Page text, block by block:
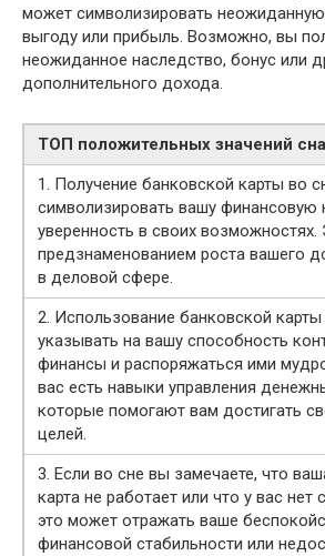
может символизировать
выгоду или прибыль. Возможно, вы
неожиданное наследство, бонус или
дополнительного дохода.
ТОП положительных значений сна
1. Получение банковской карты во
символизировать вашу финансовую
уверенность в своих
предзнаменованием роста вашего
в деловой сфере.
2. Использование банковской
указывать на вашу способность
финансы и распоряжаться ими
вас есть навыки управления
которые помогают вам достигать
целей.
3. Если во сне вы замечаете, что
карта не работает или что у вас нет
это может отражать ваше
финансовой стабильности или